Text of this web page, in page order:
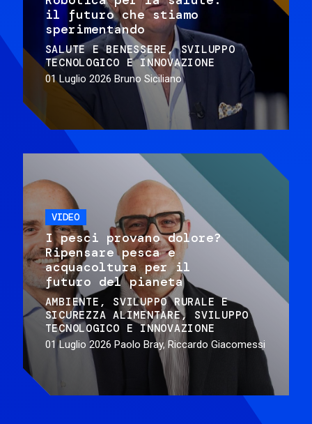
il futuro che stiamo
sperimentando
SALUTE E BENESSERE
SVILUPPO
TECNOLOGICO E INNOVAZIONE
01 Luglio 2026 Bruno Siciliano
VIDEO
I pesci provano dolore?
Ripensare pesca e
acquacoltura per il
futuro del pianeta
AMBIENTE
SVILUPPO RURALE E
SICUREZZA ALIMENTARE
SVILUPPO
TECNOLOGICO E INNOVAZIONE
01 Luglio 2026 Paolo Bray, Riccardo Giacomessi